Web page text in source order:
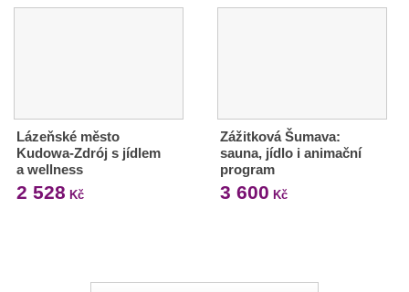
Lázeňské město
Kudowa-Zdrój s jídlem
a wellness
2 528 Kč
Zážitková Šumava:
sauna, jídlo i animační
program
3 600 Kč